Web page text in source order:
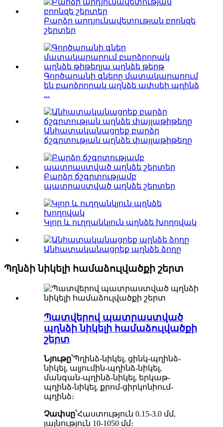
Բարձր արդյունավետության բրոնզե
շերտեր
Գործարանի գները մատակարարում
են բարձրորակ պղնձե ափսեի պղինձ
...
Անհատականացրեք բարձր
ճշգրտության պղնձե փայլաթիթեղը
Բարձր ճշգրտությամբ
պատրաստված պղնձե շերտեր
Կլոր և ուղղանկյուն պղնձե խողովակ
Անհատականացրեք պղնձե ձողը
Պղնձի նիկելի համաձուլվածքի շերտ
Պատվերով պատրաստված
պղնձի նիկելի համաձուլվածքի
շերտ
Նյութը՝Պղինձ-նիկել, ցինկ-պղինձ-
նիկել, ալյումին-պղինձ-նիկել,
մանգան-պղինձ-նիկել, երկաթ-
պղինձ-նիկել, քրոմ-ցիրկոնիում-
պղինձ։
Չափսը՝Հաստություն 0.15-3.0 մմ,
լայնություն 10-1050 մմ։